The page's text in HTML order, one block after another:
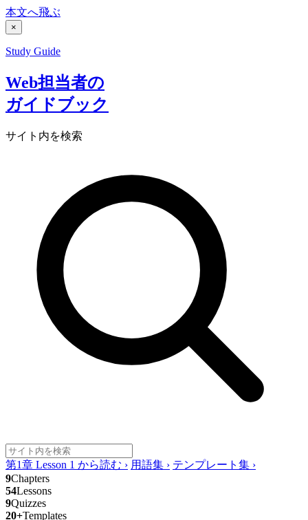
本文へ飛ぶ
×
Study Guide
Web担当者の
ガイドブック
サイト内を検索
第1章 Lesson 1 から読む › 用語集 › テンプレート集 ›
9Chapters
54Lessons
9Quizzes
20+Templates